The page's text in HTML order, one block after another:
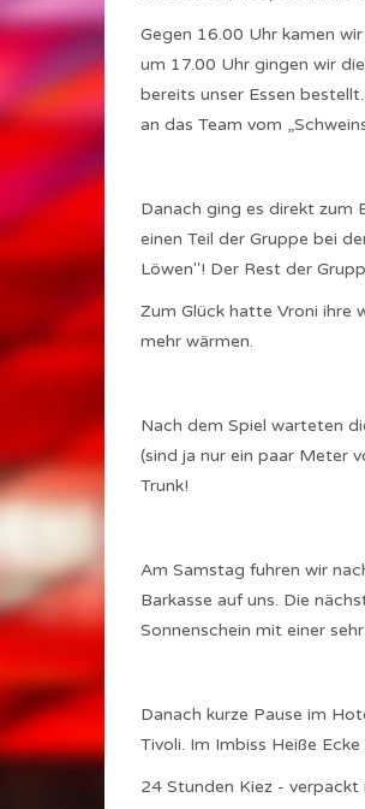
Gegen 16.00 Uhr kamen
um 17.00 Uhr gingen wir
bereits unser Essen
an das Team vom
Danach ging es direkt zum
einen Teil der Gruppe bei
Löwen"! Der Rest der
Zum Glück hatte Vroni ihre
mehr wärmen.
Nach dem Spiel warteten
(sind ja nur ein paar Meter
Trunk!
Am Samstag fuhren wir
Barkasse auf uns. Die
Sonnenschein mit einer
Danach kurze Pause im
Tivoli. Im Imbiss Heiße
24 Stunden Kiez - verpackt